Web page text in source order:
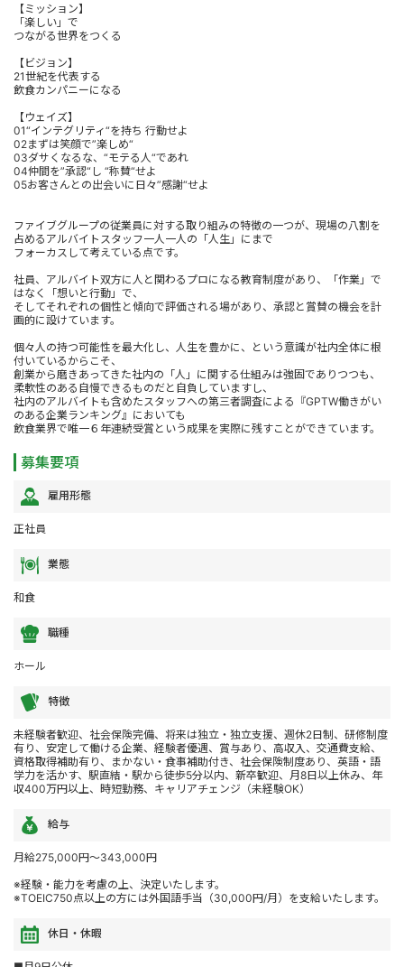
【ミッション】
「楽しい」で
つながる世界をつくる
【ビジョン】
21世紀を代表する
飲食カンパニーになる
【ウェイズ】
01“インテグリティ“を持ち 行動せよ
02まずは笑顔で”楽しめ“
03ダサくなるな、“モテる人“であれ
04仲間を”承認“し “称賛“せよ
05お客さんとの出会いに日々”感謝“せよ
ファイブグループの従業員に対する取り組みの特徴の一つが、現場の八割を
占めるアルバイトスタッフ一人一人の「人生」にまで
フォーカスして考えている点です。
社員、アルバイト双方に人と関わるプロになる教育制度があり、「作業」で
はなく「想いと行動」で、
そしてそれぞれの個性と傾向で評価される場があり、承認と賞賛の機会を計
画的に設けています。
個々人の持つ可能性を最大化し、人生を豊かに、という意識が社内全体に根
付いているからこそ、
創業から磨きあってきた社内の「人」に関する仕組みは強固でありつつも、
柔軟性のある自慢できるものだと自負していますし、
社内のアルバイトも含めたスタッフへの第三者調査による『GPTW働きがい
のある企業ランキング』においても
飲食業界で唯一６年連続受賞という成果を実際に残すことができています。
募集要項
雇用形態
正社員
業態
和食
職種
ホール
特徴
未経験者歓迎、社会保険完備、将来は独立・独立支援、週休2日制、研修制度
有り、安定して働ける企業、経験者優遇、賞与あり、高収入、交通費支給、
資格取得補助有り、まかない・食事補助付き、社会保険制度あり、英語・語
学力を活かす、駅直結・駅から徒歩5分以内、新卒歓迎、月8日以上休み、年
収400万円以上、時短勤務、キャリアチェンジ（未経験OK）
給与
月給275,000円～343,000円
※経験・能力を考慮の上、決定いたします。
※TOEIC750点以上の方には外国語手当（30,000円/月）を支給いたします。
休日・休暇